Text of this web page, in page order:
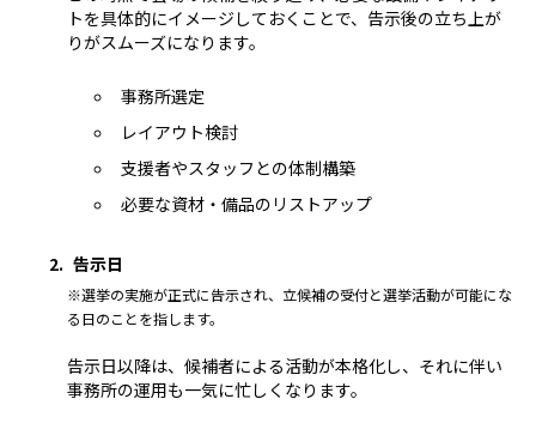
トを具体的にイメージしておくことで、告示後の立ち上が
りがスムーズになります。
事務所選定
レイアウト検討
支援者やスタッフとの体制構築
必要な資材・備品のリストアップ
告示日
※選挙の実施が正式に告示され、立候補の受付と選挙活動が可能にな
る日のことを指します。
告示日以降は、候補者による活動が本格化し、それに伴い
事務所の運用も一気に忙しくなります。